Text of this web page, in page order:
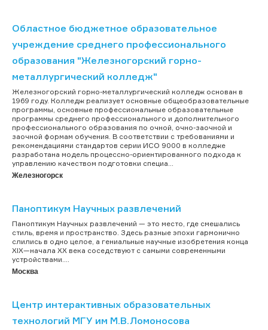
Областное бюджетное образовательное
учреждение среднего профессионального
образования "Железногорский горно-
металлургический колледж"
Железногорский горно-металлургический колледж основан в
1969 году. Колледж реализует основные общеобразовательные
программы, основные профессиональные образовательные
программы среднего профессионального и дополнительного
профессионального образования по очной, очно-заочной и
заочной формам обучения. В соответствии с требованиями и
рекомендациями стандартов серии ИСО 9000 в колледже
разработана модель процессно-ориентированного подхода к
управлению качеством подготовки специа...
Железногорск
Паноптикум Научных развлечений
Паноптикум Научных развлечений — это место, где смешались
стиль, время и пространство. Здесь разные эпохи гармонично
слились в одно целое, а гениальные научные изобретения конца
XIX—начала XX века соседствуют с самыми современными
устройствами....
Москва
Центр интерактивных образовательных
технологий МГУ им М.В.Ломоносова